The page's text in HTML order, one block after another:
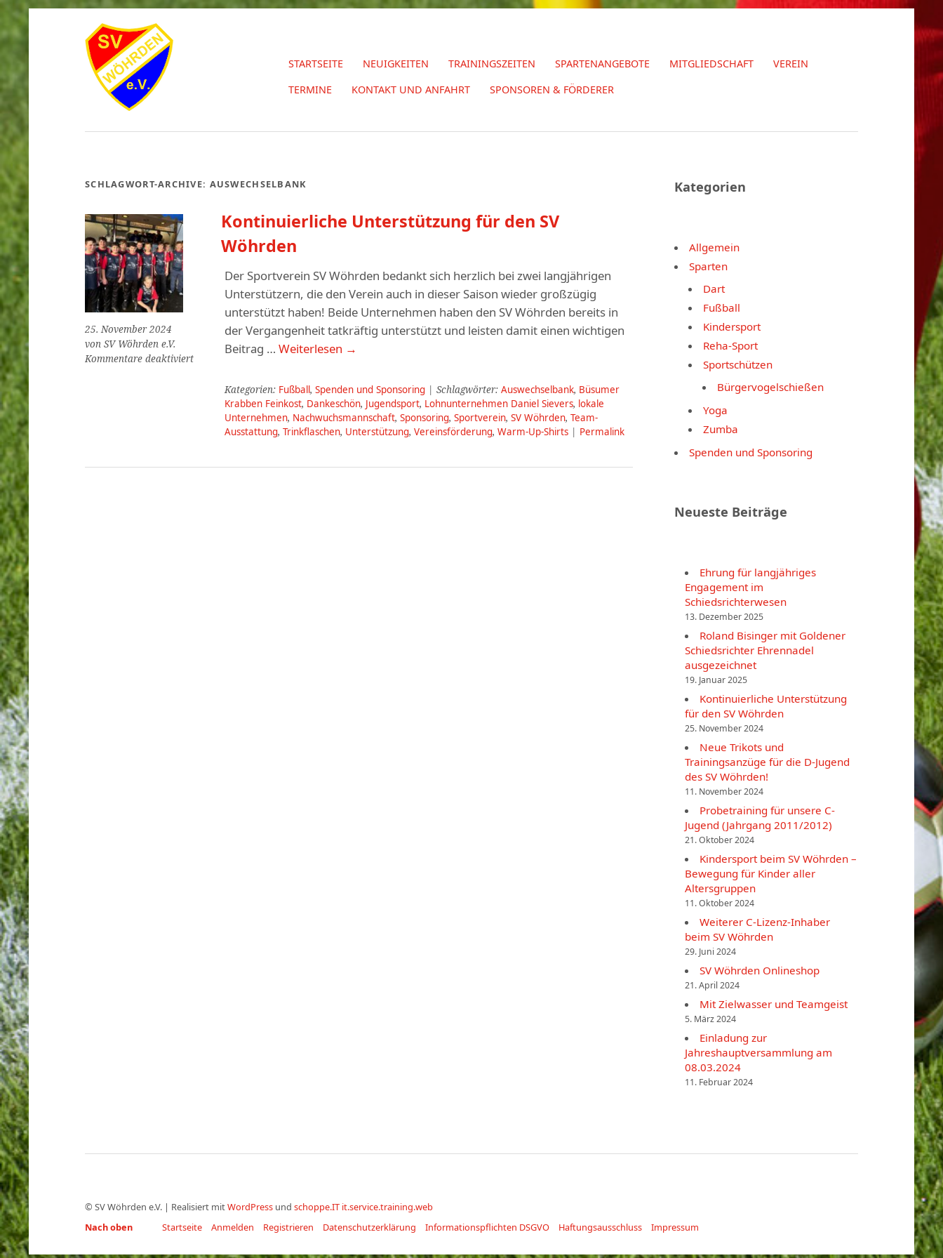
STARTSEITE NEUIGKEITEN TRAININGSZEITEN SPARTENANGEBOTE MITGLIEDSCHAFT
VEREIN
TERMINE
KONTAKT UND ANFAHRT SPONSOREN & FÖRDERER
SCHLAGWORT-ARCHIVE: AUSWECHSELBANK
25. November 2024
von SV Wöhrden e.V.
Kommentare deaktiviertfür
Unterstützung
Kontinuierliche Unterstützung für den SV
Wöhrden
Der Sportverein SV Wöhrden bedankt sich herzlich bei zwei langjährigen
Unterstützern, die den Verein auch in dieser Saison wieder großzügig
unterstützt haben! Beide Unternehmen haben den SV Wöhrden bereits in
der Vergangenheit tatkräftig unterstützt und leisten damit einen wichtigen
Beitrag …Weiterlesen →
Kategorien: Fußball,Spenden und Sponsoring | Schlagwörter:Auswechselbank, Büsumer
Krabben Feinkost, Dankeschön, Jugendsport, Lohnunternehmen Daniel Sievers, lokale
Unternehmen, Nachwuchsmannschaft,Sponsoring,Sportverein,SV Wöhrden,Team-
Ausstattung,Trinkflaschen, Unterstützung,Vereinsförderung,Warm-Up-Shirts | Permalink
Kategorien
Allgemein
Sparten
Dart
Fußball
Kindersport
Reha-Sport
Sportschützen
Bürgervogelschießen
Yoga
Zumba
Spenden und Sponsoring
Neueste Beiträge
Ehrung für langjähriges
Engagement im
Schiedsrichterwesen
13. Dezember 2025
Roland Bisinger mit Goldener
Schiedsrichter Ehrennadel
ausgezeichnet
19. Januar 2025
Kontinuierliche Unterstützung
für den SV Wöhrden
25. November 2024
Neue Trikots und
Trainingsanzüge für die D-Jugend
des SV Wöhrden!
11. November 2024
Probetraining für unsere C-
Jugend (Jahrgang 2011/2012)
21. Oktober 2024
Kindersport beim SV Wöhrden –
Bewegung für Kinder aller
Altersgruppen
11. Oktober 2024
Weiterer C-Lizenz-Inhaber
beim SV Wöhrden
29. Juni 2024
SV Wöhrden Onlineshop
21. April 2024
Mit Zielwasser und Teamgeist
5. März 2024
Einladung zur
Jahreshauptversammlung am
08.03.2024
11. Februar 2024
© SV Wöhrden e.V. | Realisiert mitWordPress und schoppe.IT it.service.training.web
Nach oben
Startseite Anmelden Registrieren Datenschutzerklärung Informationspflichten DSGVO Haftungsausschluss Impressum